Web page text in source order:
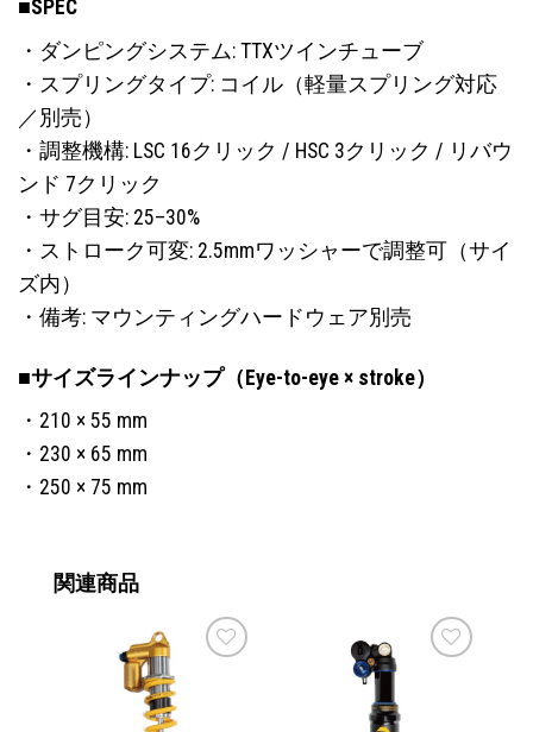
シ
ン
は
商
品
ペ
ー
ジ
か
ら
選
択
き
ま
す
ン
は
商
ペ
ら
択
き
ま
■SPEC
・ダンピングシステム: TTXツインチューブ
・スプリングタイプ: コイル（軽量スプリング対応
／別売）
・調整機構: LSC 16クリック / HSC 3クリック / リバウ
ンド 7クリック
・サグ目安: 25–30%
・ストローク可変: 2.5mmワッシャーで調整可（サイ
ズ内）
・備考: マウンティングハードウェア別売
■サイズラインナップ（Eye-to-eye × stroke）
・210 × 55 mm
・230 × 65 mm
・250 × 75 mm
関連商品